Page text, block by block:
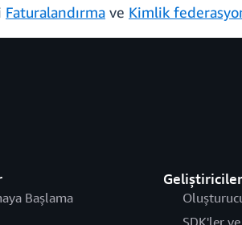
Faturalandırma ve Kimlik
Başlama
Geliştiriciler